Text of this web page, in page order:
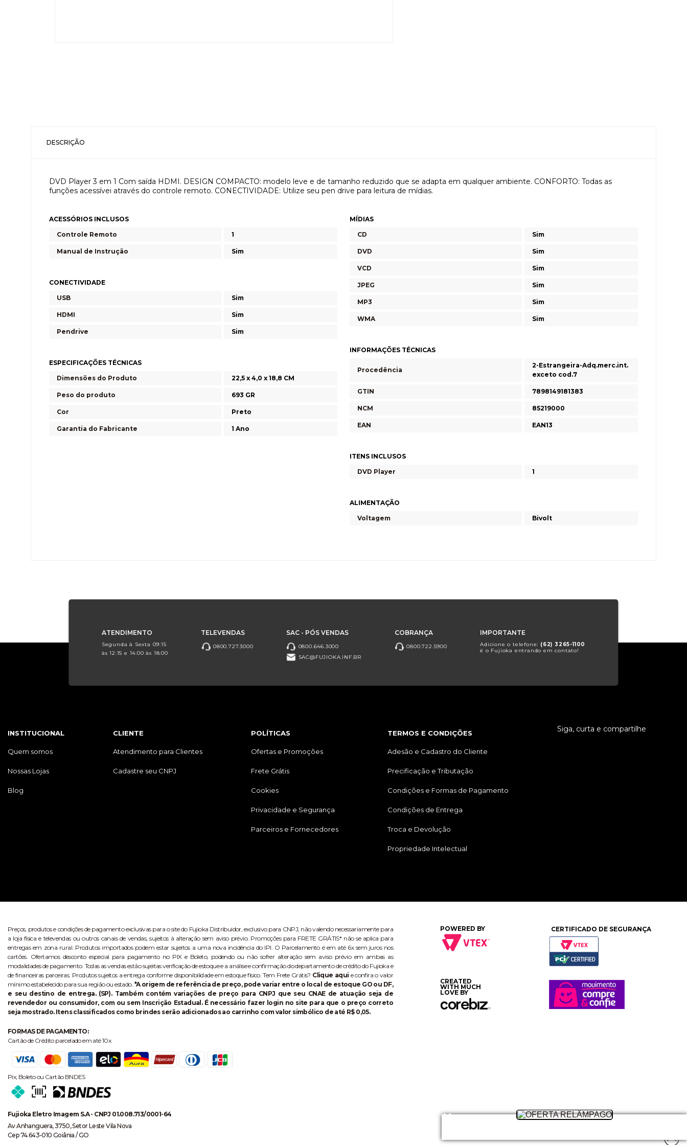
DESCRIÇÃO
DVD Player 3 em 1 Com saída HDMI. DESIGN COMPACTO: modelo leve e de tamanho reduzido que se adapta em qualquer ambiente. CONFORTO: Todas as
funções acessívei através do controle remoto. CONECTIVIDADE: Utilize seu pen drive para leitura de mídias.
ACESSÓRIOS INCLUSOS
Controle Remoto
1
Manual de Instrução Sim
CONECTIVIDADE
USB
Sim
HDMI Sim
Pendrive Sim
ESPECIFICAÇÕES TÉCNICAS
Dimensões do Produto
22,5 x 4,0 x 18,8 CM
Peso do produto 693 GR
Cor Preto
Garantia do Fabricante 1 Ano
MÍDIAS
CD
Sim
DVD Sim
VCD Sim
JPEG Sim
MP3 Sim
WMA Sim
INFORMAÇÕES TÉCNICAS
Procedência
2-Estrangeira-Adq.merc.int.
exceto cod.7
GTIN 7898149181383
NCM 85219000
EAN EAN13
ITENS INCLUSOS
DVD Player
1
ALIMENTAÇÃO
Voltagem
Bivolt
ATENDIMENTO
Segunda à Sexta 09:15
às 12:15 e 14:00 às 18:00
TELEVENDAS
0800.727.3000
SAC - PÓS VENDAS
0800.646.3000
SAC@FUJIOKA.INF.BR
COBRANÇA
0800.722.5900
IMPORTANTE
Adicione o telefone: (62) 3265-1100
é o Fujioka entrando em contato!
INSTITUCIONAL
Quem somos
Nossas Lojas
Blog
CLIENTE
Atendimento para Clientes
Cadastre seu CNPJ
POLÍTICAS
Ofertas e Promoções
Frete Grátis
Cookies
Privacidade e Segurança
Parceiros e Fornecedores
TERMOS E CONDIÇÕES
Adesão e Cadastro do Cliente
Precificação e Tributação
Condições e Formas de Pagamento
Condições de Entrega
Troca e Devolução
Propriedade Intelectual
Siga, curta e compartilhe
Preços, produtos e condições de pagamento exclusivas para o site do Fujioka Distribuidor, exclusivo para CNPJ, não valendo necessariamente para
a loja física e televendas ou outros canais de vendas, sujeitos à alteração sem aviso prévio. Promoções para FRETE GRÁTIS* não se aplica para
entregas em zona rural. Produtos importados podem estar sujeitos a uma nova incidência do IPI. O Parcelamento é em até 6x sem juros nos
cartões. Ofertamos desconto especial para pagamento no PIX e Boleto, podendo ou não sofrer alteração sem aviso prévio em ambas as
modalidades de pagamento. Todas as vendas estão sujeitas verificação de estoque e a análise e confirmação do departamento de crédito do Fujioka e
de financeiras parceiras. Produtos sujeitos a entrega conforme disponibilidade em estoque físico. Tem Frete Grátis? Clique aqui e confira o valor
mínimo estabelecido para sua região ou estado. *A origem de referência de preço, pode variar entre o local de estoque GO ou DF,
e seu destino de entrega. (SP). Também contém variações de preço para CNPJ que seu CNAE de atuação seja de
revendedor ou consumidor, com ou sem Inscrição Estadual. É necessário fazer login no site para que o preço correto
seja mostrado. Itens classificados como brindes serão adicionados ao carrinho com valor simbólico de até R$ 0,05.
FORMAS DE PAGAMENTO:
Cartão de Crédito parcelado em até 10x
Pix, Boleto ou Cartão BNDES
Fujioka Eletro Imagem S.A - CNPJ 01.008.713/0001-64
Av Anhanguera, 3750, Setor Leste Vila Nova
Cep 74.643-010 Goiânia / GO
POWERED BY
CREATED
WITH MUCH
LOVE BY
CERTIFICADO DE SEGURANÇA